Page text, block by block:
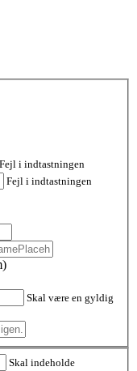
Fejl i indtastningen
Fejl i indtastningen
Skal være en gyldig
Skal indeholde